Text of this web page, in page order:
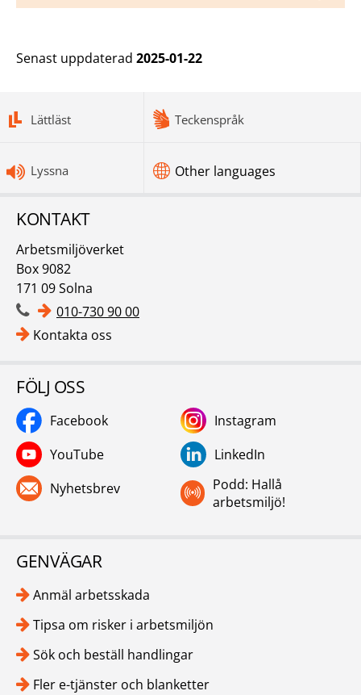
Senast uppdaterad 2025-01-22
Lättläst Teckenspråk
Lyssna Other languages
KONTAKT
Arbetsmiljöverket
Box 9082
171 09 Solna
010-730 90 00
Kontakta oss
FÖLJ OSS
Facebook
Instagram
YouTube
LinkedIn
Nyhetsbrev
Podd: Hallå
arbetsmiljö!
GENVÄGAR
Anmäl arbetsskada
Tipsa om risker i arbetsmiljön
Sök och beställ handlingar
Fler e-tjänster och blanketter